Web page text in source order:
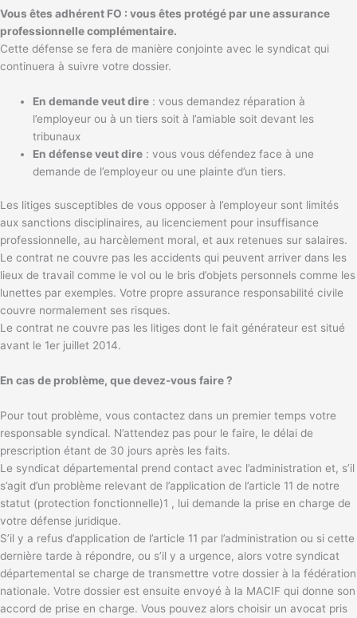
Vous êtes adhérent FO : vous êtes protégé par une assurance
professionnelle complémentaire.
Cette défense se fera de manière conjointe avec le syndicat qui
continuera à suivre votre dossier.
En demande veut dire : vous demandez réparation à
l’employeur ou à un tiers soit à l’amiable soit devant les
tribunaux
En défense veut dire : vous vous défendez face à une
demande de l’employeur ou une plainte d’un tiers.
Les litiges susceptibles de vous opposer à l’employeur sont limités
aux sanctions disciplinaires, au licenciement pour insuffisance
professionnelle, au harcèlement moral, et aux retenues sur salaires.
Le contrat ne couvre pas les accidents qui peuvent arriver dans les
lieux de travail comme le vol ou le bris d’objets personnels comme les
lunettes par exemples. Votre propre assurance responsabilité civile
couvre normalement ses risques.
Le contrat ne couvre pas les litiges dont le fait générateur est situé
avant le 1er juillet 2014.
En cas de problème, que devez-vous faire ?
Pour tout problème, vous contactez dans un premier temps votre
responsable syndical. N’attendez pas pour le faire, le délai de
prescription étant de 30 jours après les faits.
Le syndicat départemental prend contact avec l’administration et, s’il
s’agit d’un problème relevant de l’application de l’article 11 de notre
statut (protection fonctionnelle)1 , lui demande la prise en charge de
votre défense juridique.
S’il y a refus d’application de l’article 11 par l’administration ou si cette
dernière tarde à répondre, ou s’il y a urgence, alors votre syndicat
départemental se charge de transmettre votre dossier à la fédération
nationale. Votre dossier est ensuite envoyé à la MACIF qui donne son
accord de prise en charge. Vous pouvez alors choisir un avocat pris